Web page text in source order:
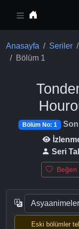
Anasayfa Seriler
Bölüm 1
Bölüm No: 1
Seri
Beğen
Eski bölümler